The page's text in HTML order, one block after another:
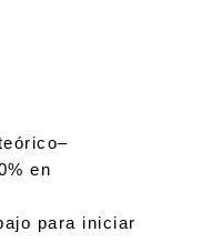
en
para iniciar